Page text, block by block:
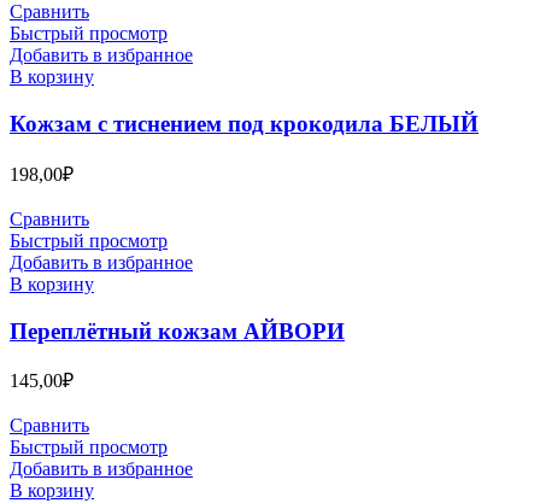
Сравнить
Быстрый просмотр
Добавить в избранное
В корзину
Кожзам с тиснением под крокодила БЕЛЫЙ
198,00₽
Сравнить
Быстрый просмотр
Добавить в избранное
В корзину
Переплётный кожзам АЙВОРИ
145,00₽
Сравнить
Быстрый просмотр
Добавить в избранное
В корзину